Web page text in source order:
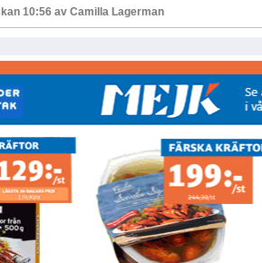
10:56 av Camilla Lagerman